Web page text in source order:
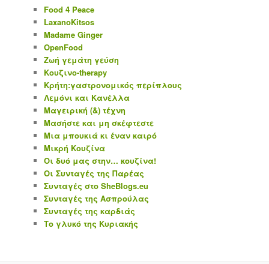
Food 4 Peace
LaxanoKitsos
Madame Ginger
OpenFood
Ζωή γεμάτη γεύση
Κουζινο-therapy
Κρήτη:γαστρονομικός περίπλους
Λεμόνι και Κανέλλα
Μαγειρική (&) τέχνη
Μασήστε και μη σκέφτεστε
Μια μπουκιά κι έναν καιρό
Μικρή Κουζίνα
Οι δυό μας στην… κουζίνα!
Οι Συνταγές της Παρέας
Συνταγές στο SheBlogs.eu
Συνταγές της Ασπρούλας
Συνταγές της καρδιάς
Το γλυκό της Κυριακής